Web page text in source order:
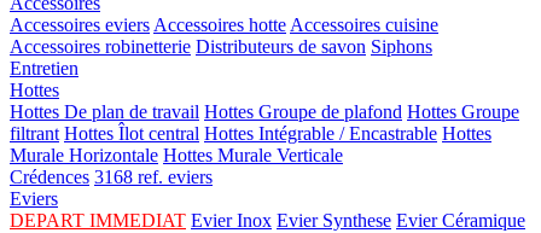
Accessoires eviers Accessoires hotte Accessoires cuisine
Accessoires robinetterie Distributeurs de savon Siphons
Entretien
Hottes
Hottes De plan de travail Hottes Groupe de plafond Hottes Groupe
filtrant Hottes Îlot central Hottes Intégrable / Encastrable Hottes
Murale Horizontale Hottes Murale Verticale
Crédences 3168 ref. eviers
Eviers
DEPART IMMEDIAT Evier Inox Evier Synthese Evier Céramique